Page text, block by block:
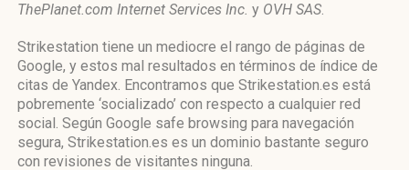
ThePlanet.com Internet Services Inc. y OVH SAS.
Strikestation tiene un mediocre el rango de páginas de
Google, y estos mal resultados en términos de índice de
citas de Yandex. Encontramos que Strikestation.es está
pobremente ‘socializado’ con respecto a cualquier red
social. Según Google safe browsing para navegación
segura, Strikestation.es es un dominio bastante seguro
con revisiones de visitantes ninguna.